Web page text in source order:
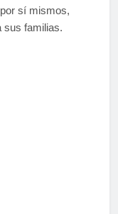
sí mismos,
sus familias.